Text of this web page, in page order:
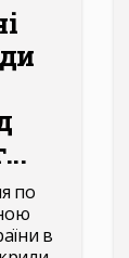
по
в